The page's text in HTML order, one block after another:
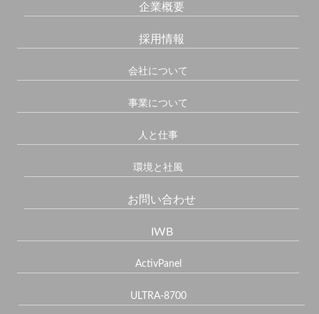
企業概要
採用情報
会社について
事業について
人と仕事
環境と社風
お問い合わせ
IWB
ActivPanel
ULTRA-8700